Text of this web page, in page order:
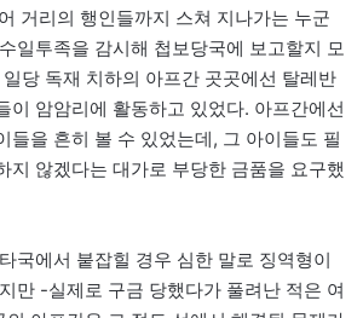
거리의 행인들까지 스쳐 지나가는 누군
일투족을 감시해 첩보당국에 보고할지 모
당 독재 치하의 아프간 곳곳에선 탈레반
이 암암리에 활동하고 있었다. 아프간에선
들을 흔히 볼 수 있었는데, 그 아이들도 필
지 않겠다는 대가로 부당한 금품을 요구했
국에서 붙잡힐 경우 심한 말로 징역형이
만 -실제로 구금 당했다가 풀려난 적은 여